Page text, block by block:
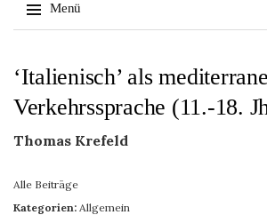
Menü
zum
‘Italienisch’ als mediterrane
Verkehrssprache (11.-18.
Thomas Krefeld
Alle Beiträge
Kategorien: Allgemein